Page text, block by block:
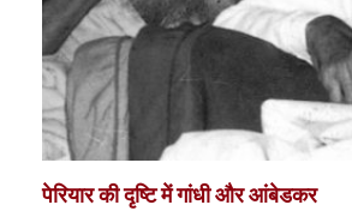
पेरियार की दृष्टि में गांधी और आंबेडकर